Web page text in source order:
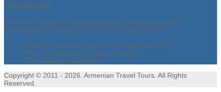
Մեր մասին
Armenian Travel Tors ընկերությունն առաջարկում է
հանգստի լավագույն հնարավորությունները։
Տուրեր Հայաստանում և Վրաստանում
Սոց․ փաթեթների սպասարկում
Ծովափնյա հանգիստ
Copyright © 2011 - 2026. Armenian Travel Tours. All Rights
Reserved.